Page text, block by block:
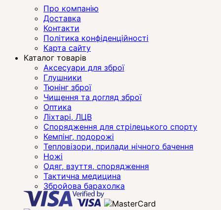
Про компанію
Доставка
Контакти
Політика конфіденційності
Карта сайту
Каталог товарів
Аксесуари для зброї
Глушники
Тюнінг зброї
Чищення та догляд зброї
Оптика
Ліхтарі, ЛЦВ
Спорядження для стрілецького спорту
Кемпінг, подорожі
Тепловізори, прилади нічного бачення
Ножі
Одяг, взуття, спорядження
Тактична медицина
Збройова барахолка